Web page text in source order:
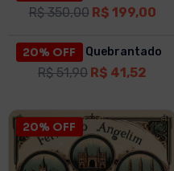
R$350,00 R$ 199,00
20% OFF
O Coração Quebrantado
R$51,90 R$ 41,52
20% OFF
Preço